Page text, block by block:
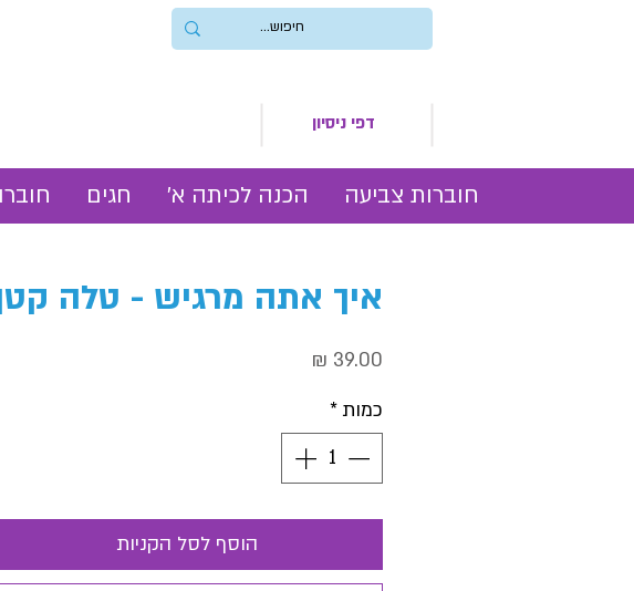
חוברות צביעה הכנה לכיתה א׳ חגים
דפי ניסיון
איך אתה מרגיש - טלה
כמות*
הוסף לסל הקניות